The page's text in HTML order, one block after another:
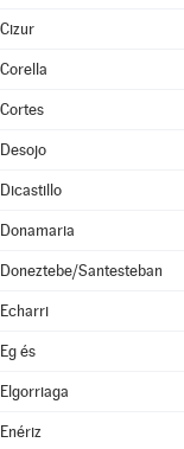
Cizur
Corella
Cortes
Desojo
Dicastillo
Donamaria
Doneztebe/Santesteban
Echarri
Eg és
Elgorriaga
Enériz